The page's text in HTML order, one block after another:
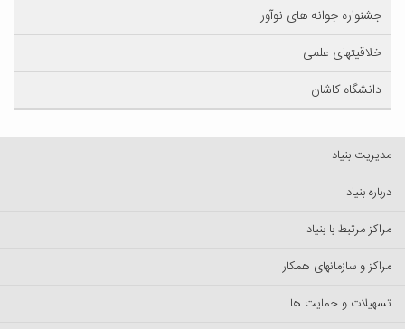
جشنواره جوانه های نوآور
خلاقیتهای علمی
دانشگاه کاشان
مدیریت بنیاد
درباره بنیاد
مراکز مرتبط با بنیاد
مراکز و سازمانهای همکار
تسهیلات و حمایت ها